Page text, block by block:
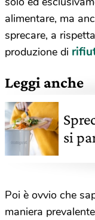
alimentare, ma
sprecare, a
produzione di
Leggi anche
si
Poi è ovvio che
maniera